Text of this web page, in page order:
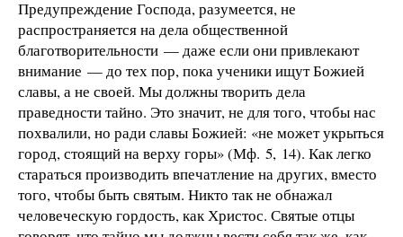
Предупреждение Господа, разумеется, не
распространяется на дела общественной
благотворительности — даже если они привлекают
внимание — до тех пор, пока ученики ищут Божией
славы, а не своей. Мы должны творить дела
праведности тайно. Это значит, не для того, чтобы нас
похвалили, но ради славы Божией: «не может укрыться
город, стоящий на верху горы» (Мф. 5, 14). Как легко
стараться производить впечатление на других, вместо
того, чтобы быть святым. Никто так не обнажал
человеческую гордость, как Христос. Святые отцы